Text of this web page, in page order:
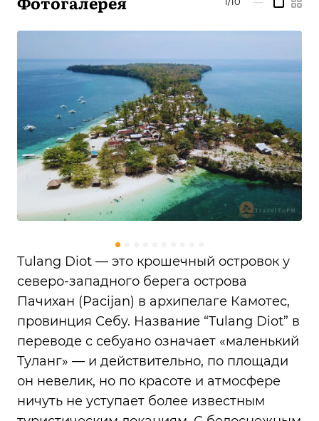
Tulang Diot — это крошечный островок у
северо-западного берега острова
Пачихан (Pacijan) в архипелаге Камотес,
провинция Себу. Название “Tulang Diot” в
переводе с себуано означает «маленький
Туланг» — и действительно, по площади
он невелик, но по красоте и атмосфере
ничуть не уступает более известным